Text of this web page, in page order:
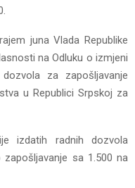
juna Vlada Republike
na Odluku o izmjeni
za zapošljavanje
u Republici Srpskoj za
izdatih radnih dozvola
sa 1.500 na